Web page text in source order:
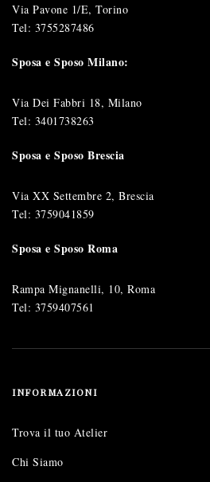
Via Pavone 1/E, Torino
Tel: 3755287486
Sposa e Sposo Milano:
Via Dei Fabbri 18, Milano
Tel: 3401738263
Sposa e Sposo Brescia
Via XX Settembre 2, Brescia
Tel: 3759041859
Sposa e Sposo Roma
Rampa Mignanelli, 10, Roma
Tel: 3759407561
INFORMAZIONI
Trova il tuo Atelier
Chi Siamo